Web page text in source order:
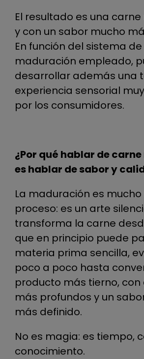
El resultado es una
y con un sabor mucho
En función del sistema de
maduración empleado,
desarrollar además una
experiencia sensorial
por los consumidores.
¿Por qué hablar de
es hablar de sabor y
La maduración es
proceso: es un arte
transforma la carne
que en principio puede
materia prima sencilla,
poco a poco hasta
producto más tierno,
más profundos y un
más definido.
No es magia: es tiempo,
conocimiento.